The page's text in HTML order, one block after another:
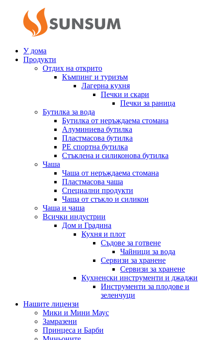
У дома
Продукти
Отдих на открито
Къмпинг и туризъм
Лагерна кухня
Печки и скари
Печки за раница
Бутилка за вода
Бутилка от неръждаема стомана
Алуминиева бутилка
Пластмасова бутилка
PE спортна бутилка
Стъклена и силиконова бутилка
Чаша
Чаша от неръждаема стомана
Пластмасова чаша
Специални продукти
Чаша от стъкло и силикон
Чаша и чаша
Всички индустрии
Дом и Градина
Кухня и плот
Съдове за готвене
Чайници за вода
Сервизи за хранене
Сервизи за хранене
Кухненски инструменти и джаджи
Инструменти за плодове и
зеленчуци
Нашите лицензи
Мики и Мини Маус
Замразени
Принцеса и Барби